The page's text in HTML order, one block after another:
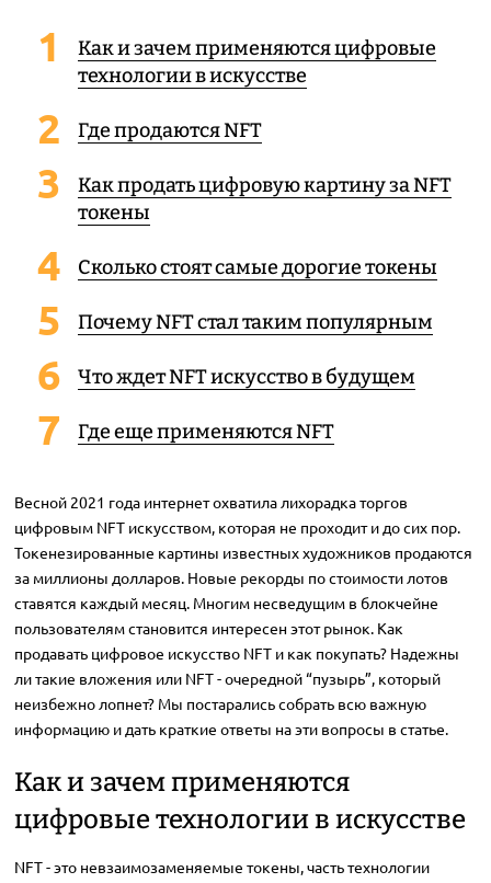
Как и зачем применяются цифровые
технологии в искусстве
Где продаются NFT
Как продать цифровую картину за NFT
токены
Сколько стоят самые дорогие токены
Почему NFT стал таким популярным
Что ждет NFT искусство в будущем
Где еще применяются NFT
Весной 2021 года интернет охватила лихорадка торгов
цифровым NFT искусством, которая не проходит и до сих пор.
Токенезированные картины известных художников продаются
за миллионы долларов. Новые рекорды по стоимости лотов
ставятся каждый месяц. Многим несведущим в блокчейне
пользователям становится интересен этот рынок. Как
продавать цифровое искусство NFT и как покупать? Надежны
ли такие вложения или NFT - очередной “пузырь”, который
неизбежно лопнет? Мы постарались собрать всю важную
информацию и дать краткие ответы на эти вопросы в статье.
Как и зачем применяются
цифровые технологии в искусстве
NFT - это невзаимозаменяемые токены, часть технологии